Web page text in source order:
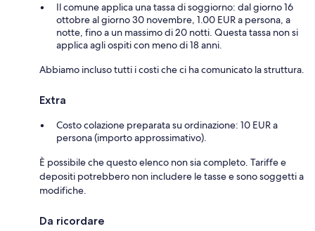
Il comune applica una tassa di soggiorno: dal giorno 16
ottobre al giorno 30 novembre, 1.00 EUR a persona, a
notte, fino a un massimo di 20 notti. Questa tassa non si
applica agli ospiti con meno di 18 anni.
Abbiamo incluso tutti i costi che ci ha comunicato la struttura.
Extra
Costo colazione preparata su ordinazione: 10 EUR a
persona (importo approssimativo).
È possibile che questo elenco non sia completo. Tariffe e
depositi potrebbero non includere le tasse e sono soggetti a
modifiche.
Da ricordare